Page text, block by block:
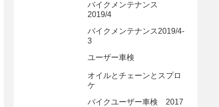
バイクメンテナンス
2019/4
バイクメンテナンス2019/4-
3
ユーザー車検
オイルとチェーンとスプロ
ケ
バイクユーザー車検 2017